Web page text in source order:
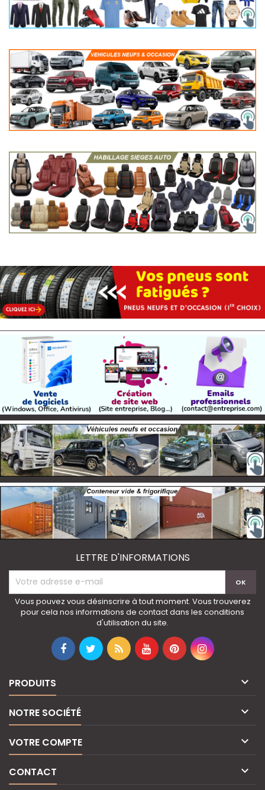
LETTRE D'INFORMATIONS
Vous pouvez vous désinscrire à tout moment. Vous trouverez
pour cela nos informations de contact dans les conditions
d'utilisation du site.
PRODUITS 
NOTRE SOCIÉTÉ 
VOTRE COMPTE 
CONTACT 